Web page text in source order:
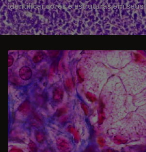
identificar cores e estruturas em seus